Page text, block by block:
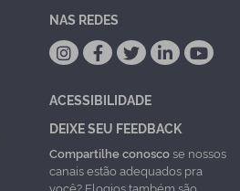
NAS REDES
ACESSIBILIDADE
DEIXE SEU FEEDBACK
Compartilhe conoscose nossos
canais estão adequados pra
você? Elogios também são